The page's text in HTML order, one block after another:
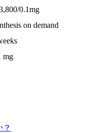
0.1mg
on demand
mg